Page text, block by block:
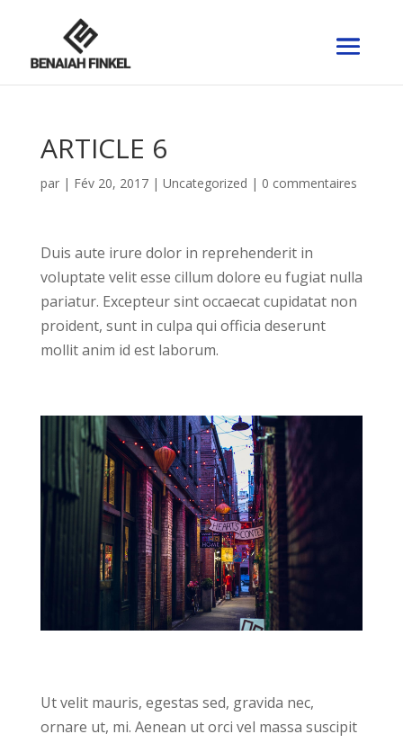
ARTICLE 6
par | Fév 20, 2017| Uncategorized | 0 commentaires
Duis aute irure dolor in reprehenderit in
voluptate velit esse cillum dolore eu fugiat nulla
pariatur. Excepteur sint occaecat cupidatat non
proident, sunt in culpa qui officia deserunt
mollit anim id est laborum.
Ut velit mauris, egestas sed, gravida nec,
ornare ut, mi. Aenean ut orci vel massa suscipit